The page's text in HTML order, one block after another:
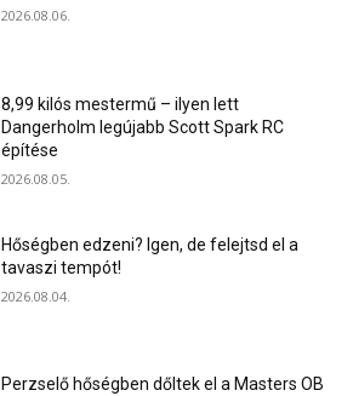
2026.08.06.
8,99 kilós mestermű – ilyen lett
Dangerholm legújabb Scott Spark RC
építése
2026.08.05.
Hőségben edzeni? Igen, de felejtsd el a
tavaszi tempót!
2026.08.04.
Perzselő hőségben dőltek el a Masters OB